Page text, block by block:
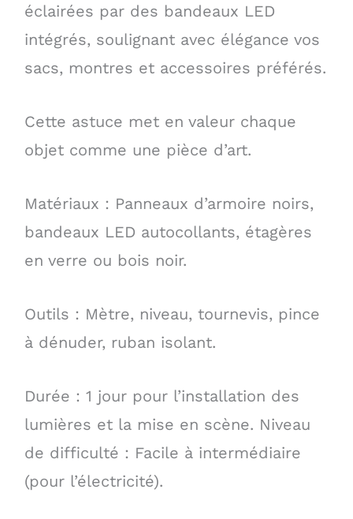
éclairées par des bandeaux LED
intégrés, soulignant avec élégance vos
sacs, montres et accessoires préférés.
Cette astuce met en valeur chaque
objet comme une pièce d’art.
Matériaux : Panneaux d’armoire noirs,
bandeaux LED autocollants, étagères
en verre ou bois noir.
Outils : Mètre, niveau, tournevis, pince
à dénuder, ruban isolant.
Durée : 1 jour pour l’installation des
lumières et la mise en scène. Niveau
de difficulté : Facile à intermédiaire
(pour l’électricité).